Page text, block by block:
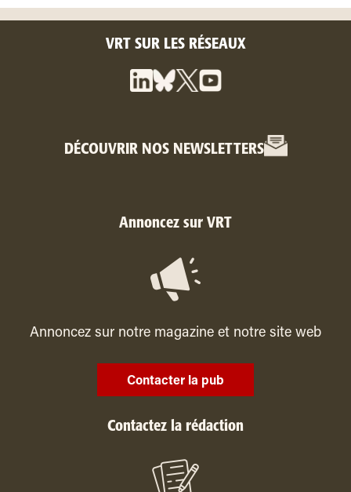
VRT SUR LES RÉSEAUX
DÉCOUVRIR NOS NEWSLETTERS
Annoncez sur VRT
Annoncez sur notre magazine et notre site web
Contacter la pub
Contactez la rédaction